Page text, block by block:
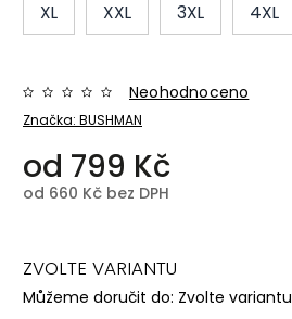
XL XXL 3XL 4XL
Značka: BUSHMAN
Neohodnoceno
od 799 Kč
od 660 Kč bez DPH
ZVOLTE VARIANTU
Můžeme doručit do: Zvolte variantu